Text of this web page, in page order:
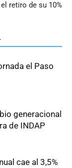
retiro de su 10%
el Paso
generacional
de INDAP
cae al 3,5%